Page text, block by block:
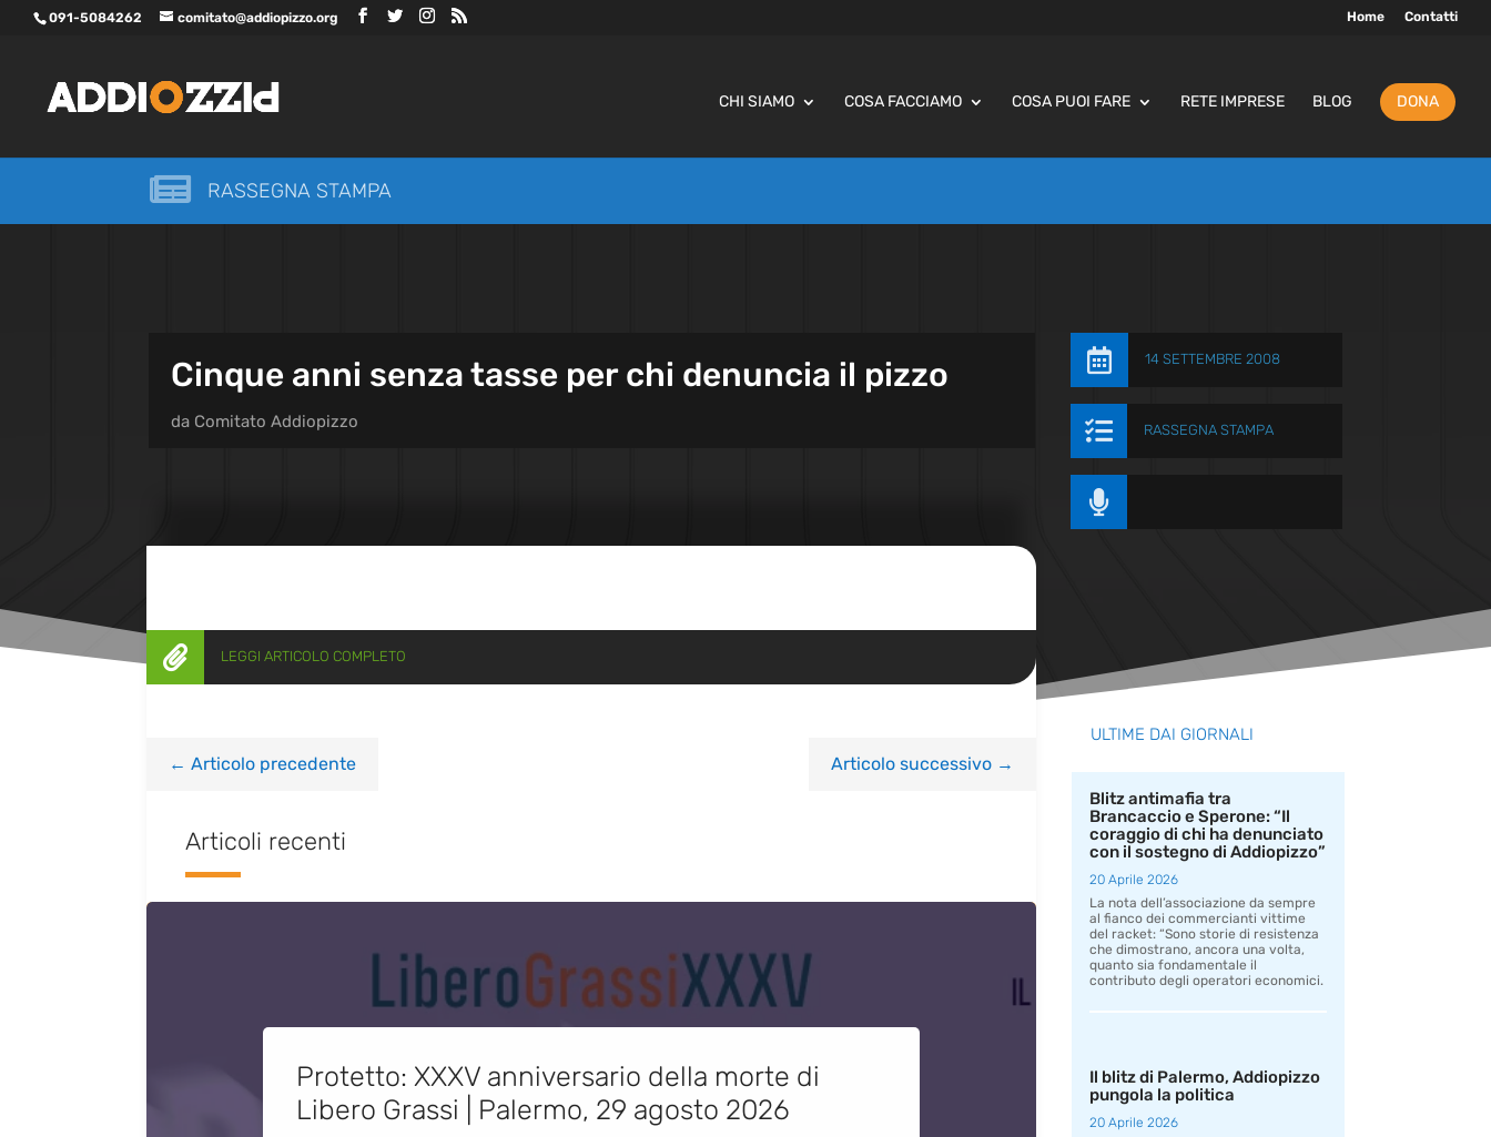
091-5084262 comitato@addiopizzo.org Home Contatti
CHI SIAMO COSA FACCIAMO COSA PUOI FARE RETE IMPRESE BLOG DONA
 RASSEGNA STAMPA
Cinque anni senza tasse per chi denuncia il pizzo
da Comitato Addiopizzo
 14 SETTEMBRE 2008
 RASSEGNA STAMPA

 LEGGI ARTICOLO COMPLETO
← Articolo precedente Articolo successivo→
Articoli recenti
Protetto: XXXV anniversario della morte di
Libero Grassi | Palermo, 29 agosto 2026
ULTIME DAI GIORNALI
Blitz antimafia tra
Brancaccio e Sperone: “Il
coraggio di chi ha denunciato
con il sostegno di Addiopizzo”
20 Aprile 2026
La nota dell’associazione da sempre
al fianco dei commercianti vittime
del racket: “Sono storie di resistenza
che dimostrano, ancora una volta,
quanto sia fondamentale il
contributo degli operatori economici.
Il blitz di Palermo, Addiopizzo
pungola la politica
20 Aprile 2026